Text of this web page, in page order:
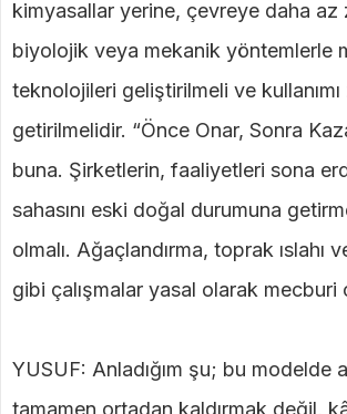
kimyasallar yerine, çevreye daha az
biyolojik veya mekanik yöntemlerle
teknolojileri geliştirilmeli ve
getirilmelidir. “Önce Onar, Sonra
buna. Şirketlerin, faaliyetleri sona
sahasını eski doğal durumuna
olmalı. Ağaçlandırma, toprak ıslahı
gibi çalışmalar yasal olarak mecburi
YUSUF: Anladığım şu; bu modelde